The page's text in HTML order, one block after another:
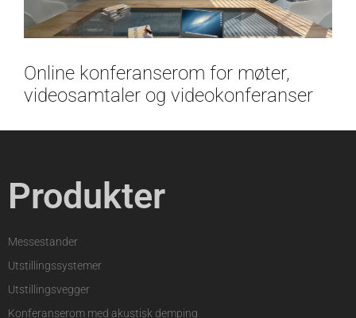
Online konferanserom for møter,
videosamtaler og videokonferanser
Produkter
Messestander
Utstillingssystemer
Utstillingsvegger
Konferanserom med akustisk demping